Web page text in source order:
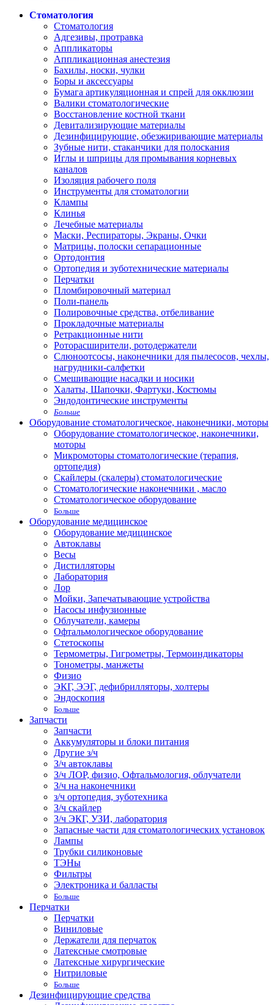
Стоматология
Стоматология
Адгезивы, протравка
Аппликаторы
Аппликационная анестезия
Бахилы, носки, чулки
Боры и аксессуары
Бумага артикуляционная и спрей для окклюзии
Валики стоматологические
Восстановление костной ткани
Девитализирующие материалы
Дезинфицирующие, обезжиривающие материалы
Зубные нити, стаканчики для полоскания
Иглы и шприцы для промывания корневых
каналов
Изоляция рабочего поля
Инструменты для стоматологии
Клампы
Клинья
Лечебные материалы
Маски, Респираторы, Экраны, Очки
Матрицы, полоски сепарационные
Ортодонтия
Ортопедия и зуботехнические материалы
Перчатки
Пломбировочный материал
Поли-панель
Полировочные средства, отбеливание
Прокладочные материалы
Ретракционные нити
Роторасширители, ротодержатели
Слюноотсосы, наконечники для пылесосов, чехлы,
нагрудники-салфетки
Смешивающие насадки и носики
Халаты, Шапочки, Фартуки, Костюмы
Эндодонтические инструменты
Больше
Оборудование стоматологическое, наконечники, моторы
Оборудование стоматологическое, наконечники,
моторы
Микромоторы стоматологические (терапия,
ортопедия)
Скайлеры (скалеры) стоматологические
Стоматологические наконечники , масло
Стоматологическое оборудование
Больше
Оборудование медицинское
Оборудование медицинское
Автоклавы
Весы
Дистилляторы
Лаборатория
Лор
Мойки, Запечатывающие устройства
Насосы инфузионные
Облучатели, камеры
Офтальмологическое оборудование
Стетоскопы
Термометры, Гигрометры, Термоиндикаторы
Тонометры, манжеты
Физио
ЭКГ, ЭЭГ, дефибрилляторы, холтеры
Эндоскопия
Больше
Запчасти
Запчасти
Аккумуляторы и блоки питания
Другие з/ч
З/ч автоклавы
З/ч ЛОР, физио, Офтальмология, облучатели
З/ч на наконечники
з/ч ортопедия, зуботехника
З/ч скайлер
З/ч ЭКГ, УЗИ, лаборатория
Запасные части для стоматологических установок
Лампы
Трубки силиконовые
ТЭНы
Фильтры
Электроника и балласты
Больше
Перчатки
Перчатки
Виниловые
Держатели для перчаток
Латексные смотровые
Латексные хирургические
Нитриловые
Больше
Дезинфицирующие средства